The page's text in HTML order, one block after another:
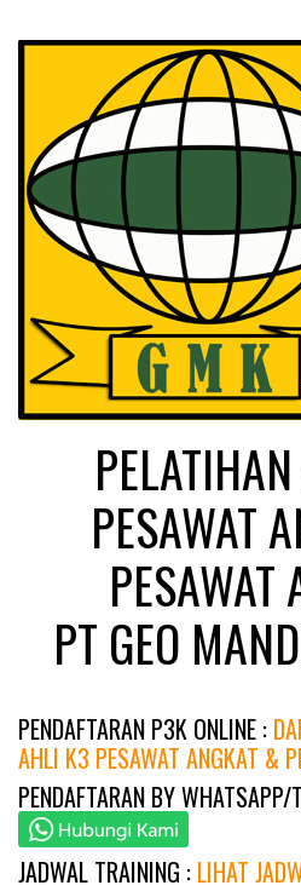
PESAWAT
PESAWAT
PT GEO
PENDAFTARAN P3K ONLINE :
AHLI K3 PESAWAT ANGKAT &
PENDAFTARAN BY
JADWAL TRAINING : LIHAT